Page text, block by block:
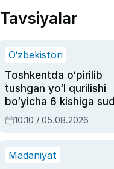
Tavsiyalar
O‘zbekiston
Toshkentda o‘pirilib
tushgan yo‘l qurilishi
bo‘yicha 6 kishiga sud
hukmi o‘qildi
10:10 / 05.08.2026
Madaniyat